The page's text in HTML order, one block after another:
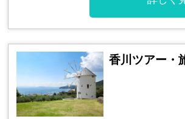
香川ツアー・